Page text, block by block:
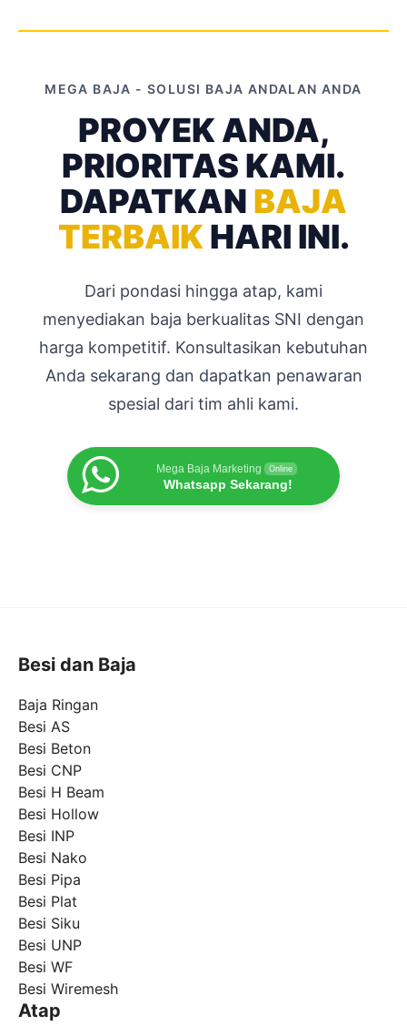
MEGA BAJA - SOLUSI BAJA ANDALAN ANDA
PROYEK ANDA,
PRIORITAS KAMI.
DAPATKAN BAJA
TERBAIK HARI INI.
Dari pondasi hingga atap, kami
menyediakan baja berkualitas SNI dengan
harga kompetitif. Konsultasikan kebutuhan
Anda sekarang dan dapatkan penawaran
spesial dari tim ahli kami.
Mega Baja Marketing Online
Whatsapp Sekarang!
Besi dan Baja
Baja Ringan
Besi AS
Besi Beton
Besi CNP
Besi H Beam
Besi Hollow
Besi INP
Besi Nako
Besi Pipa
Besi Plat
Besi Siku
Besi UNP
Besi WF
Besi Wiremesh
Atap